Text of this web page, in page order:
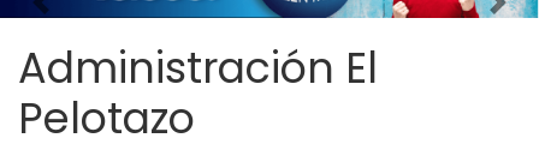
Imagen anterior
Administración El
Pelotazo